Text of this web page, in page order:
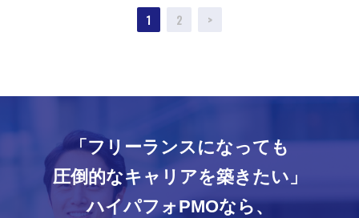
1 2 >
「フリーランスになっても
圧倒的なキャリアを築きたい」
ハイパフォPMOなら、